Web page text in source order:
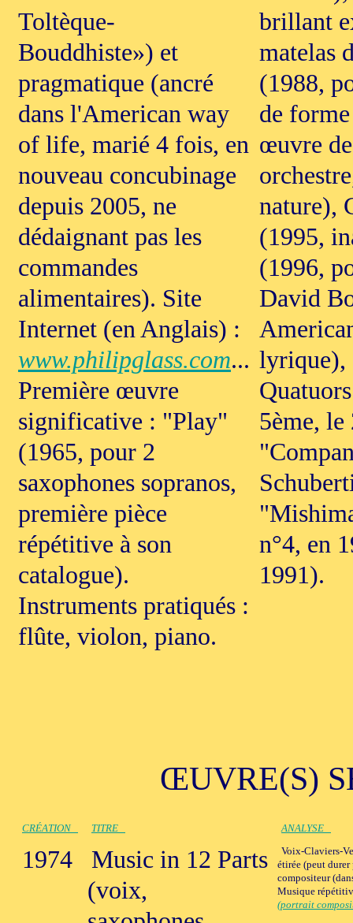
Toltèque-
Bouddhiste») et
pragmatique (ancré
dans l'American way
of life, marié 4 fois, en
nouveau concubinage
depuis 2005, ne
dédaignant pas les
commandes
alimentaires). Site
Internet (en Anglais) :
www.philipglass.com...
Première œuvre
significative : "Play"
(1965, pour 2
saxophones sopranos,
première pièce
répétitive à son
catalogue).
Instruments pratiqués :
flûte, violon, piano.
brillant
matelas
(1988,
de
œuvre
nature),
(1995,
(1996,
David
lyrique),
5ème, le
n°4, en
1991).
ŒUVRE(S)
CRÉATION TITRE ANALYSE
1974
Music in 12 Parts
(voix,
Voix-Claviers-
étirée (peut
compositeur
Musique
(portrait